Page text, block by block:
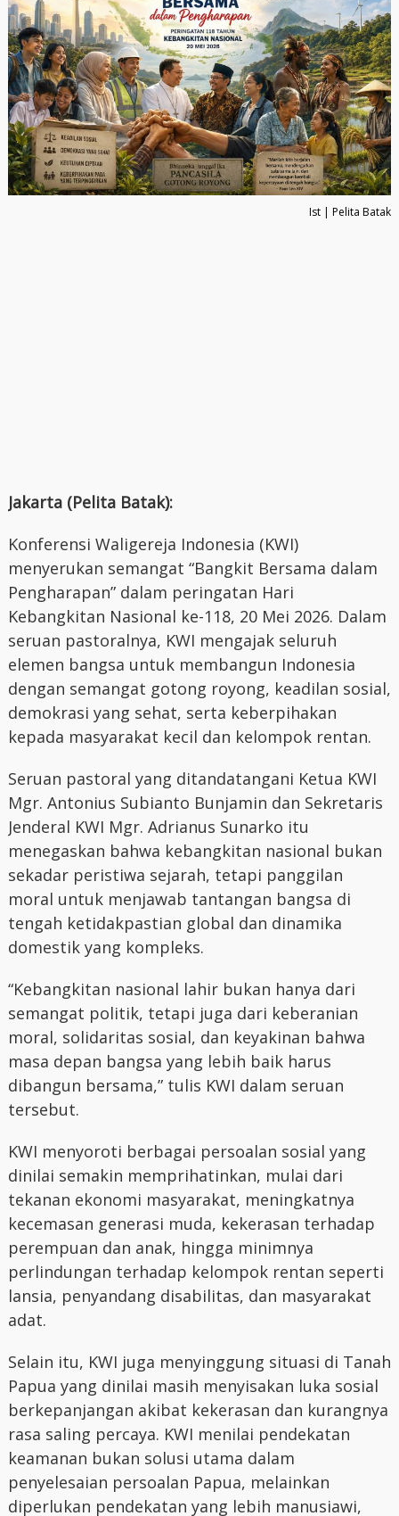
Ist | Pelita Batak
Jakarta (Pelita Batak):
Konferensi Waligereja Indonesia (KWI)
menyerukan semangat “Bangkit Bersama dalam
Pengharapan” dalam peringatan Hari
Kebangkitan Nasional ke-118, 20 Mei 2026. Dalam
seruan pastoralnya, KWI mengajak seluruh
elemen bangsa untuk membangun Indonesia
dengan semangat gotong royong, keadilan sosial,
demokrasi yang sehat, serta keberpihakan
kepada masyarakat kecil dan kelompok rentan.
Seruan pastoral yang ditandatangani Ketua KWI
Mgr. Antonius Subianto Bunjamin dan Sekretaris
Jenderal KWI Mgr. Adrianus Sunarko itu
menegaskan bahwa kebangkitan nasional bukan
sekadar peristiwa sejarah, tetapi panggilan
moral untuk menjawab tantangan bangsa di
tengah ketidakpastian global dan dinamika
domestik yang kompleks.
“Kebangkitan nasional lahir bukan hanya dari
semangat politik, tetapi juga dari keberanian
moral, solidaritas sosial, dan keyakinan bahwa
masa depan bangsa yang lebih baik harus
dibangun bersama,” tulis KWI dalam seruan
tersebut.
KWI menyoroti berbagai persoalan sosial yang
dinilai semakin memprihatinkan, mulai dari
tekanan ekonomi masyarakat, meningkatnya
kecemasan generasi muda, kekerasan terhadap
perempuan dan anak, hingga minimnya
perlindungan terhadap kelompok rentan seperti
lansia, penyandang disabilitas, dan masyarakat
adat.
Selain itu, KWI juga menyinggung situasi di Tanah
Papua yang dinilai masih menyisakan luka sosial
berkepanjangan akibat kekerasan dan kurangnya
rasa saling percaya. KWI menilai pendekatan
keamanan bukan solusi utama dalam
penyelesaian persoalan Papua, melainkan
diperlukan pendekatan yang lebih manusiawi,